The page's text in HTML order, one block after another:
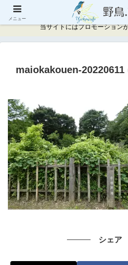
神奈川県周辺の野鳥情
当サイトにはプロモーション
maiokakouen-20220611
シェア
メニュー